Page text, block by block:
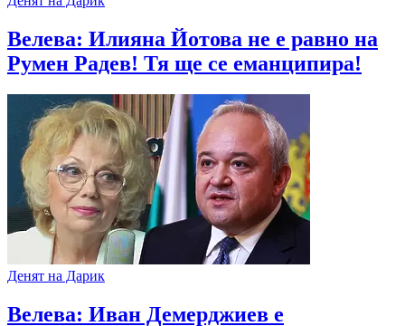
Велева: Илияна Йотова не е равно на
Румен Радев! Тя ще се еманципира!
Денят на Дарик
Велева: Иван Демерджиев е